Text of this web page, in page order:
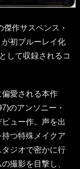
作サスペンス・
が初ブルーレイ化
して収録されるコ
愛される本作
のアンソニー・
ュー作。声を出
つ特殊メイクア
ジオで密かに行
撮影を目撃し、